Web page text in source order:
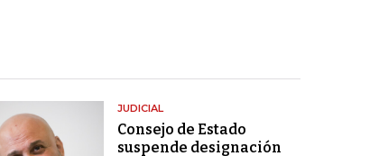
JUDICIAL
Consejo de Estado
suspende designación